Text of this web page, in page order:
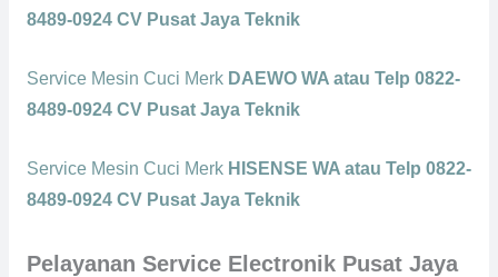
8489-0924 CV Pusat Jaya Teknik
Service Mesin Cuci Merk DAEWO WA atau Telp 0822-
8489-0924 CV Pusat Jaya Teknik
Service Mesin Cuci Merk HISENSE WA atau Telp 0822-
8489-0924 CV Pusat Jaya Teknik
Pelayanan Service Electronik Pusat Jaya